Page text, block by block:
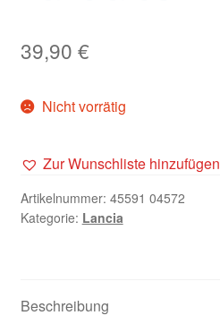
39,90 €
Nicht vorrätig
Zur Wunschliste hinzufügen
Artikelnummer: 45591 04572
Kategorie: Lancia
Beschreibung